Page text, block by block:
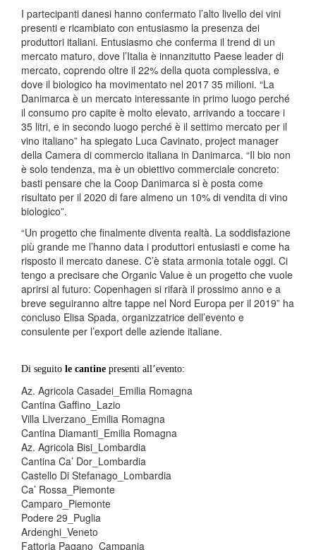
I partecipanti danesi hanno confermato l’alto livello dei vini
presenti e ricambiato con entusiasmo la presenza dei
produttori italiani. Entusiasmo che conferma il trend di un
mercato maturo, dove l’Italia è innanzitutto Paese leader di
mercato, coprendo oltre il 22% della quota complessiva, e
dove il biologico ha movimentato nel 2017 35 milioni. “La
Danimarca è un mercato interessante in primo luogo perché
il consumo pro capite è molto elevato, arrivando a toccare i
35 litri, e in secondo luogo perché è il settimo mercato per il
vino italiano” ha spiegato Luca Cavinato, project manager
della Camera di commercio italiana in Danimarca. “Il bio non
è solo tendenza, ma è un obiettivo commerciale concreto:
basti pensare che la Coop Danimarca si è posta come
risultato per il 2020 di fare almeno un 10% di vendita di vino
biologico”.
“Un progetto che finalmente diventa realtà. La soddisfazione
più grande me l’hanno data i produttori entusiasti e come ha
risposto il mercato danese. C’è stata armonia totale oggi. Ci
tengo a precisare che Organic Value è un progetto che vuole
aprirsi al futuro: Copenhagen si rifarà il prossimo anno e a
breve seguiranno altre tappe nel Nord Europa per il 2019” ha
concluso Elisa Spada, organizzatrice dell’evento e
consulente per l’export delle aziende italiane.
Di seguito le cantine presenti all’evento:
Az. Agricola Casadei_Emilia Romagna
Cantina Gaffino_Lazio
Villa Liverzano_Emilia Romagna
Cantina Diamanti_Emilia Romagna
Az. Agricola Bisi_Lombardia
Cantina Ca’ Dor_Lombardia
Castello Di Stefanago_Lombardia
Ca’ Rossa_Piemonte
Camparo_Piemonte
Podere 29_Puglia
Ardenghi_Veneto
Fattoria Pagano_Campania